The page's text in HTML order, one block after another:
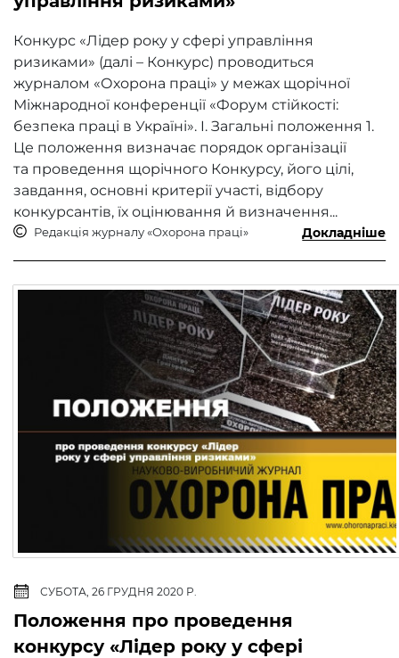
Конкурс «Лідер року у сфері управління
ризиками» (далі – Конкурс) проводиться
журналом «Охорона праці» у межах щорічної
Міжнародної конференції «Форум стійкості:
безпека праці в Україні». I. Загальні положення 1.
Це положення визначає порядок організації
та проведення щорічного Конкурсу, його цілі,
завдання, основні критерії участі, відбору
конкурсантів, їх оцінювання й визначення...
Редакція журналу «Охорона праці» Докладніше
СУБОТА, 26 ГРУДНЯ 2020 Р.
Положення про проведення
конкурсу «Лідер року у сфері